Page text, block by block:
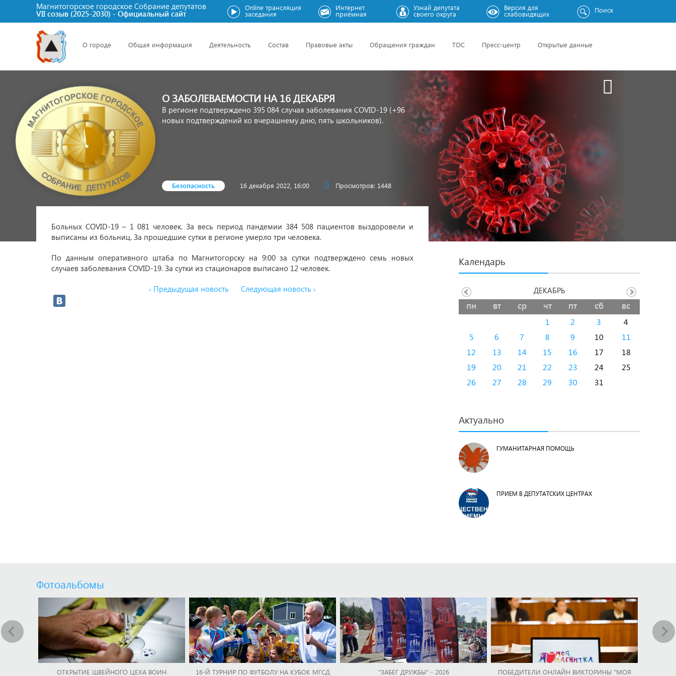
Магнитогорское городское Cобрание депутатов
VII созыв (2025-2030) - Официальный сайт
Online трансляция
заседания
Интернет
приёмная
Узнай депутата
своего округа
Версия для
слабовидящих Поиск
О городе Общая информация Деятельность Состав Правовые акты Обращения граждан ТОС Пресс-центр Открытые данные
О ЗАБОЛЕВАЕМОСТИ НА 16 ДЕКАБРЯ
В регионе подтверждено 395 084 случая заболевания COVID-19 (+96
новых подтверждений ко вчерашнему дню, пять школьников).
Безопасность 16 декабря 2022, 16:00 Просмотров: 1448
Больных COVID-19 – 1 081 человек. За весь период пандемии 384 508 пациентов выздоровели и
выписаны из больниц. За прошедшие сутки в регионе умерло три человека.
По данным оперативного штаба по Магнитогорску на 9:00 за сутки подтверждено семь новых
случаев заболевания COVID-19. За сутки из стационаров выписано 12 человек.
‹ Предыдущая новость Следующая новость ›
Календарь
пн вт ср чт пт сб вс
1 2 3
4
5
6 7 8 9 10
11
12
13 14 15 16 17
18
19
20 21 22 23 24
25
26
27 28 29 30 31
ДЕКАБРЬ
Актуально
ГУМАНИТАРНАЯ ПОМОЩЬ
ПРИЕМ В ДЕПУТАТСКИХ ЦЕНТРАХ
Фотоальбомы
ОТКРЫТИЕ ШВЕЙНОГО ЦЕХА ВОИН 16-Й ТУРНИР ПО ФУТБОЛУ НА КУБОК МГСД "ЗАБЕГ ДРУЖБЫ" - 2026
ПОБЕДИТЕЛИ ОНЛАЙН ВИКТОРИНЫ "МОЯ